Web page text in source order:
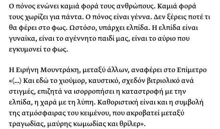
Ο πόνος ενώνει καμιά φορά τους ανθρώπους. Καμιά φορά
τους χωρίζει για πάντα. Ο πόνος είναι γέννα. Δεν ξέρεις ποτέ τι
θα φέρει στο φως. Ωστόσο, υπάρχει ελπίδα. Η ελπίδα είναι
γυναίκα, είναι το αγέννητο παιδί μας, είναι το αύριο που
εγκυμονεί το φως.
Η Ειρήνη Μουντράκη, μεταξύ άλλων, αναφέρει στο Επίμετρο
«(…) Και εδώ το χιούμορ, καυστικό, σχεδόν βιτριολικό ανά
στιγμές, επιζητά να ισορροπήσει η καταστροφή με την
ελπίδα, η χαρά με τη λύπη. Καθοριστική είναι και η συμβολή
της ατμόσφαιρας του κειμένου, που ακροβατεί μεταξύ
τραγωδίας, μαύρης κωμωδίας και θρίλερ».